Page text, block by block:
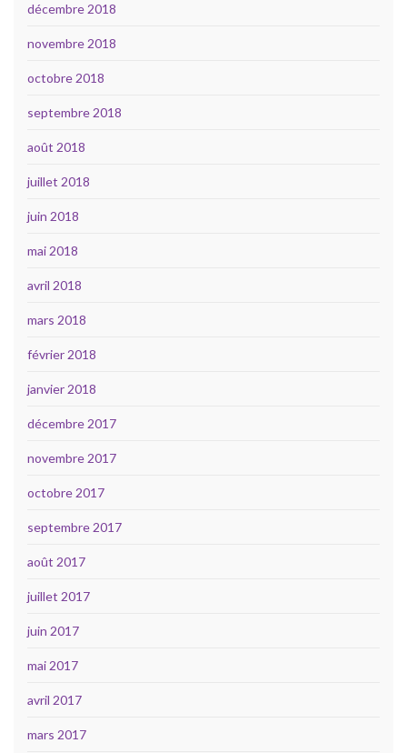
décembre 2018
novembre 2018
octobre 2018
septembre 2018
août 2018
juillet 2018
juin 2018
mai 2018
avril 2018
mars 2018
février 2018
janvier 2018
décembre 2017
novembre 2017
octobre 2017
septembre 2017
août 2017
juillet 2017
juin 2017
mai 2017
avril 2017
mars 2017